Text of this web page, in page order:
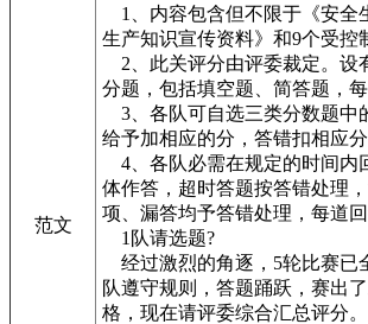
范文
1、内容包含但不限于《安全
生产知识宣传资料》和9个受控
2、此关评分由评委裁定。设
分题，包括填空题、简答题，
3、各队可自选三类分数题中
给予加相应的分，答错扣相应
4、各队必需在规定的时间内
体作答，超时答题按答错处理
项、漏答均予答错处理，每道
1队请选题?
经过激烈的角逐，5轮比赛已
队遵守规则，答题踊跃，赛出
格，现在请评委综合汇总评分